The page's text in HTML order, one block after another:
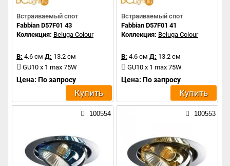
Встраиваемый спот
Fabbian D57F01 43
Коллекция: Beluga Colour
В: 4.6 см Д: 13.2 см
GU10 x 1 max 75W
Цена: По запросу
Купить
Встраиваемый спот
Fabbian D57F01 41
Коллекция: Beluga Colour
В: 4.6 см Д: 13.2 см
GU10 x 1 max 75W
Цена: По запросу
Купить
100554 100553